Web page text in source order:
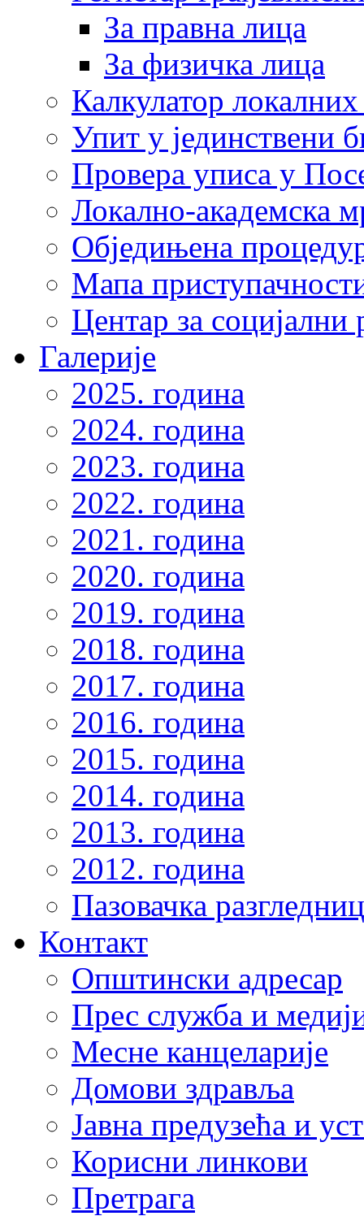
За правна лица
За физичка лица
Калкулатор
Упит у јединствени
Провера уписа у
Локално-академска
Обједињена
Мапа
Центар за
Галерије
2025. година
2024. година
2023. година
2022. година
2021. година
2020. година
2019. година
2018. година
2017. година
2016. година
2015. година
2014. година
2013. година
2012. година
Пазовачка
Контакт
Општински адресар
Прес служба и
Месне канцеларије
Домови здравља
Јавна предузећа и
Корисни линкови
Претрага